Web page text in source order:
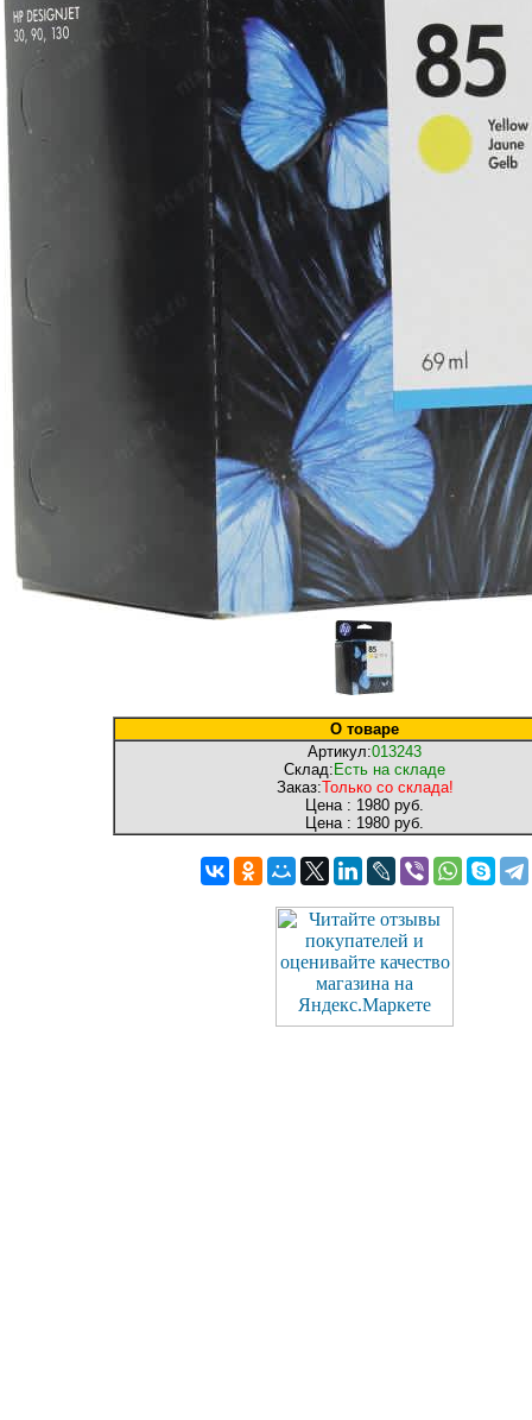
О товаре
Артикул:013243
Склад: Есть на складе
Заказ:Только со склада!
Цена : 1980 руб.
Цена : 1980 руб.